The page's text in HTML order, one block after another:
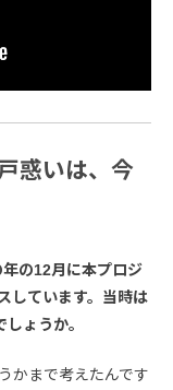
惑いは、今
の12月に本プロジ
しています。当時は
ょうか。
かまで考えたんです